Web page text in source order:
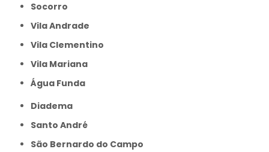
Socorro
Vila Andrade
Vila Clementino
Vila Mariana
Água Funda
Diadema
Santo André
São Bernardo do Campo